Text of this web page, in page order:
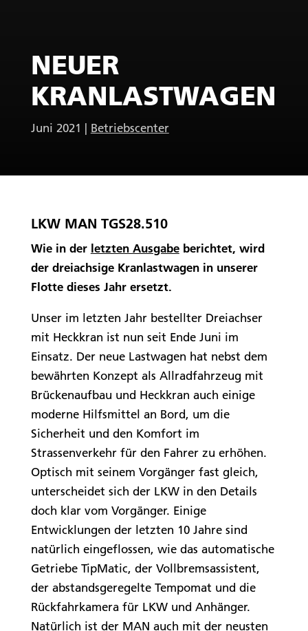
NEUER
KRANLASTWAGEN
Juni 2021 Betriebscenter
LKW MAN TGS28.510
Wie in der letzten Ausgabeberichtet, wird
der dreiachsige Kranlastwagen in unserer
Flotte dieses Jahr ersetzt.
Unser im letzten Jahr bestellter Dreiachser
mit Heckkran ist nun seit Ende Juni im
Einsatz. Der neue Lastwagen hat nebst dem
bewährten Konzept als Allradfahrzeug mit
Brückenaufbau und Heckkran auch einige
moderne Hilfsmittel an Bord, um die
Sicherheit und den Komfort im
Strassenverkehr für den Fahrer zu erhöhen.
Optisch mit seinem Vorgänger fast gleich,
unterscheidet sich der LKW in den Details
doch klar vom Vorgänger. Einige
Entwicklungen der letzten 10 Jahre sind
natürlich eingeflossen, wie das automatische
Getriebe TipMatic, der Vollbremsassistent,
der abstandsgeregelte Tempomat und die
Rückfahrkamera für LKW und Anhänger.
Natürlich ist der MAN auch mit der neusten